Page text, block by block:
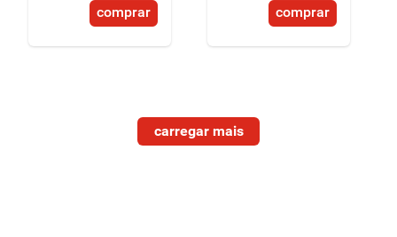
comprar
comprar